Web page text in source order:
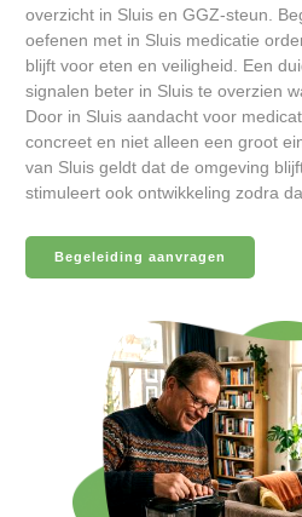
overzicht in Sluis en GGZ-steun.
oefenen met in Sluis medicatie
blijft voor eten en veiligheid. Een
signalen beter in Sluis te overzien
Door in Sluis aandacht voor
concreet en niet alleen een groot
van Sluis geldt dat de omgeving
stimuleert ook ontwikkeling zodra
Begeleiding aanvragen